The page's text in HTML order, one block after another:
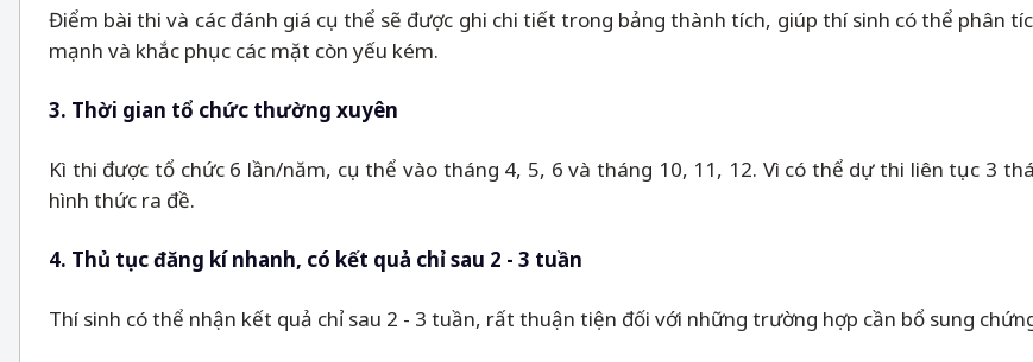
Điểm bài thi và các đánh giá cụ thể sẽ được ghi chi tiết trong bảng thành tích, giúp thí sinh có thể phân
mạnh và khắc phục các mặt còn yếu kém.
3. Thời gian tổ chức thường xuyên
Kì thi được tổ chức 6 lần/năm, cụ thể vào tháng 4, 5, 6 và tháng 10, 11, 12. Vì có thể dự thi liên tục 3
hình thức ra đề.
4. Thủ tục đăng kí nhanh, có kết quả chỉ sau 2 - 3 tuần
Thí sinh có thể nhận kết quả chỉ sau 2 - 3 tuần, rất thuận tiện đối với những trường hợp cần bổ sung